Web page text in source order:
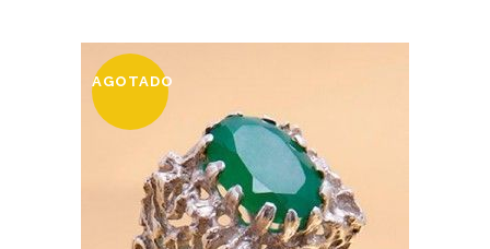
AGOTADO